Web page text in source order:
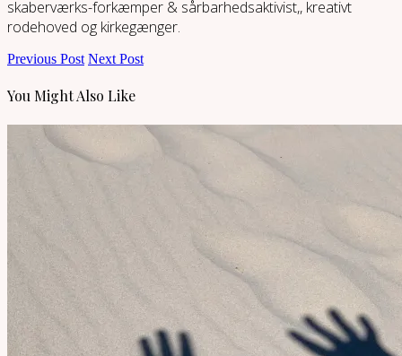
skaberværks-forkæmper & sårbarhedsaktivist,, kreativt
rodehoved og kirkegænger.
Previous Post Next Post
You Might Also Like